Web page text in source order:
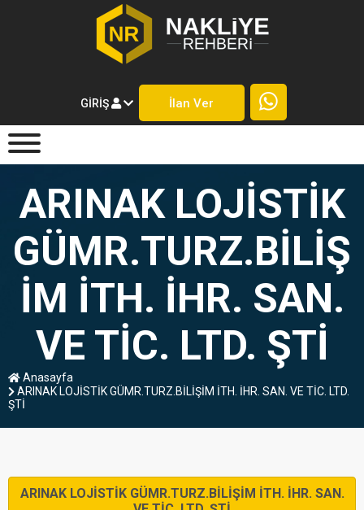
GIRIŞ İlan Ver
ARINAK LOJİSTİK
GÜMR.TURZ.BİLİŞ
İM İTH. İHR. SAN.
VE TİC. LTD. ŞTİ
Anasayfa
ARINAK LOJİSTİK GÜMR.TURZ.BİLİŞİM İTH. İHR. SAN. VE TİC. LTD.
ŞTİ
ARINAK LOJİSTİK GÜMR.TURZ.BİLİŞİM İTH. İHR. SAN.